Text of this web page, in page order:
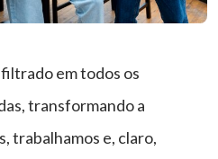
em todos os
transformando a
trabalhamos e, claro,